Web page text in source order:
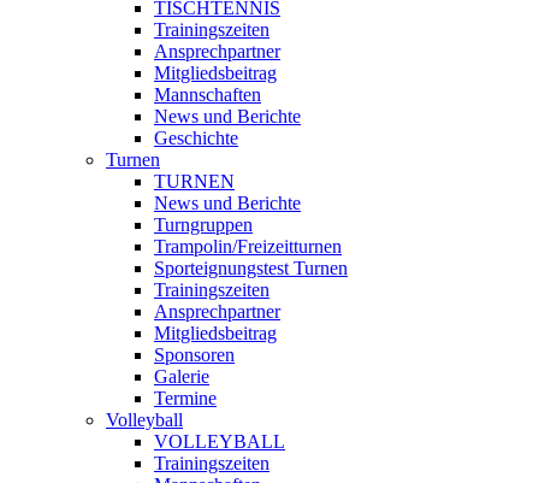
TISCHTENNIS
Trainingszeiten
Ansprechpartner
Mitgliedsbeitrag
Mannschaften
News und Berichte
Geschichte
Turnen
TURNEN
News und Berichte
Turngruppen
Trampolin/Freizeitturnen
Sporteignungstest Turnen
Trainingszeiten
Ansprechpartner
Mitgliedsbeitrag
Sponsoren
Galerie
Termine
Volleyball
VOLLEYBALL
Trainingszeiten